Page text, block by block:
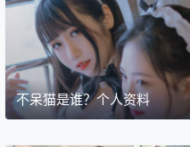
不呆猫是谁？个人资料